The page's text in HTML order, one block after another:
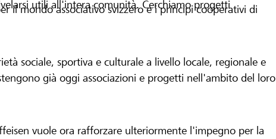
utili all'intera comunità. Cerchiamo progetti
il mondo associativo svizzero e i principi cooperativi di
sociale, sportiva e culturale a livello locale, regionale e
già oggi associazioni e progetti nell'ambito del loro
vuole ora rafforzare ulteriormente l'impegno per la